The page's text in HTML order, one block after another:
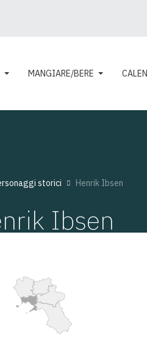
MANGIARE/BERE
storici Henrik Ibsen
Ibsen